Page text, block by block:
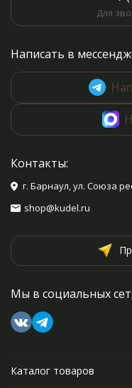
Для
Написать в
Контакты:
г. Барнаул, ул. Союза
shop@kudel.ru
Мы в социальных
Каталог товаров